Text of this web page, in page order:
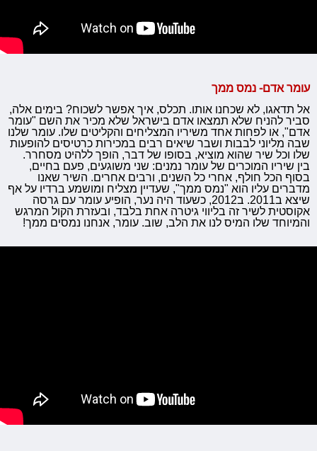
עומר אדם- נמס ממך
אל תדאגו, לא שכחנו אותו. תכלס, איך אפשר לשכוח? בימים אלה,
סביר להניח שלא תמצאו אדם בישראל שלא מכיר את השם "עומר
אדם", או לפחות אחד משיריו המצליחים והקליטים שלו. עומר שלנו
שבה מליוני לבבות ושבר שיאים רבים במכירות כרטיסים להופעות
שלו וכל שיר שהוא מוציא, בסופו של דבר, הופך ללהיט מסחרר.
בין שיריו המוכרים של עומר נמנים: שני משוגעים, פעם בחיים,
בסוף הכל חולף, אחרי כל השנים, ורבים אחרים. השיר שאנו
מדברים עליו הוא "נמס ממך", שעדיין מצליח ומושמע ברדיו על אף
שיצא ב2011. ב2012, כשעוד היה נער, הופיע עומר עם גרסה
אקוסטית לשיר זה בליווי גיטרה אחת בלבד, ובעזרת הקול המרגש
והמיוחד שלו המיס לנו את הלב, שוב. עומר, אנחנו נמסים ממך!